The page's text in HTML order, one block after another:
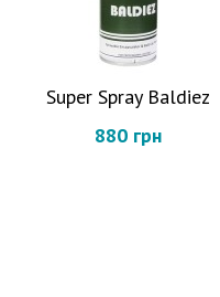
Super Spray Baldiez
880 грн